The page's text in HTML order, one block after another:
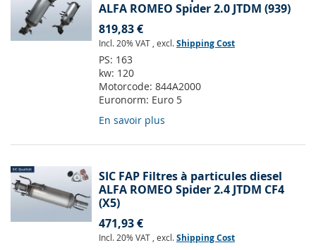
ALFA ROMEO Spider 2.0 JTDM (939)
819,83 €
Incl. 20% VAT , excl.Shipping Cost
PS: 163
kw: 120
Motorcode: 844A2000
Euronorm: Euro 5
En savoir plus
SIC FAP Filtres à particules diesel
ALFA ROMEO Spider 2.4 JTDM CF4
(X5)
471,93 €
Incl. 20% VAT , excl.Shipping Cost